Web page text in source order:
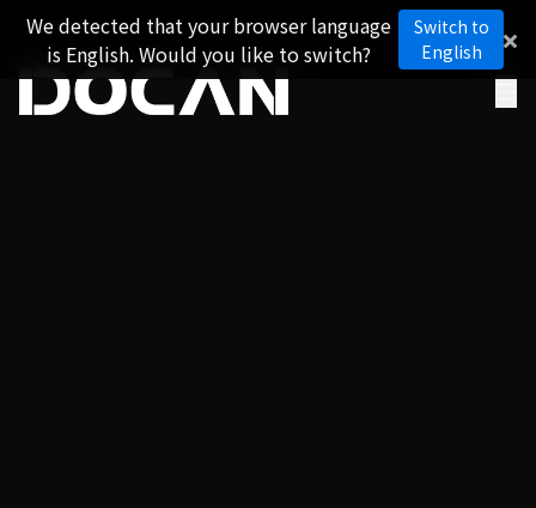
We detected that your browser language
is English. Would you like to switch?
Switch to
English